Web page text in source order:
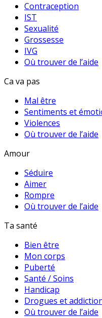
Contraception
IST
Sexualité
Grossesse
IVG
Où trouver de l’aide
Ca va pas
Mal être
Sentiments et
Violences
Où trouver de l’aide
Amour
Séduire
Aimer
Rompre
Où trouver de l’aide
Ta santé
Bien être
Mon corps
Puberté
Santé / Soins
Handicap
Drogues et
Où trouver de l’aide